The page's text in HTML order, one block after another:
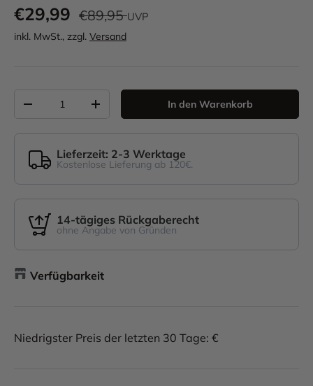
€29,99 €89,95UVP
inkl. MwSt., zzgl. Versand
-
+ In den Warenkorb
Lieferzeit: 2-3 Werktage
Kostenlose Lieferung ab 120€.
14-tägiges Rückgaberecht
ohne Angabe von Gründen
Verfügbarkeit
Niedrigster Preis der letzten 30 Tage: €